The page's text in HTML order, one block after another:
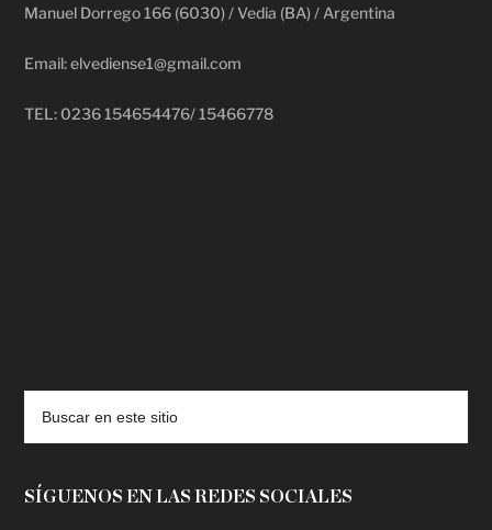
Manuel Dorrego 166 (6030) / Vedia (BA) / Argentina
Email: elvediense1@gmail.com
TEL: 0236 154654476/ 15466778
SÍGUENOS EN LAS REDES SOCIALES